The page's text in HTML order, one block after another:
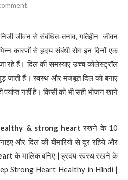
जीवन से संबंधित-तनाव, गतिहीन जीवन
कारणों से हृदय संबंधी रोग इन दिनों एक
जा रहे हैं। दिल की समस्याएं उच्च कोलेस्ट्रॉल
जाती हैं। स्वस्थ और मजबूत दिल को बनाए
नहीं है। किसी को भी सही भोजन खाने
& strong heart रखने के 10
और दिल की बीमारियों से दूर रहिये और
के मालिक बनिए | ह्रदय स्वस्थ रखने के
Strong Heart Healthy in Hindi |